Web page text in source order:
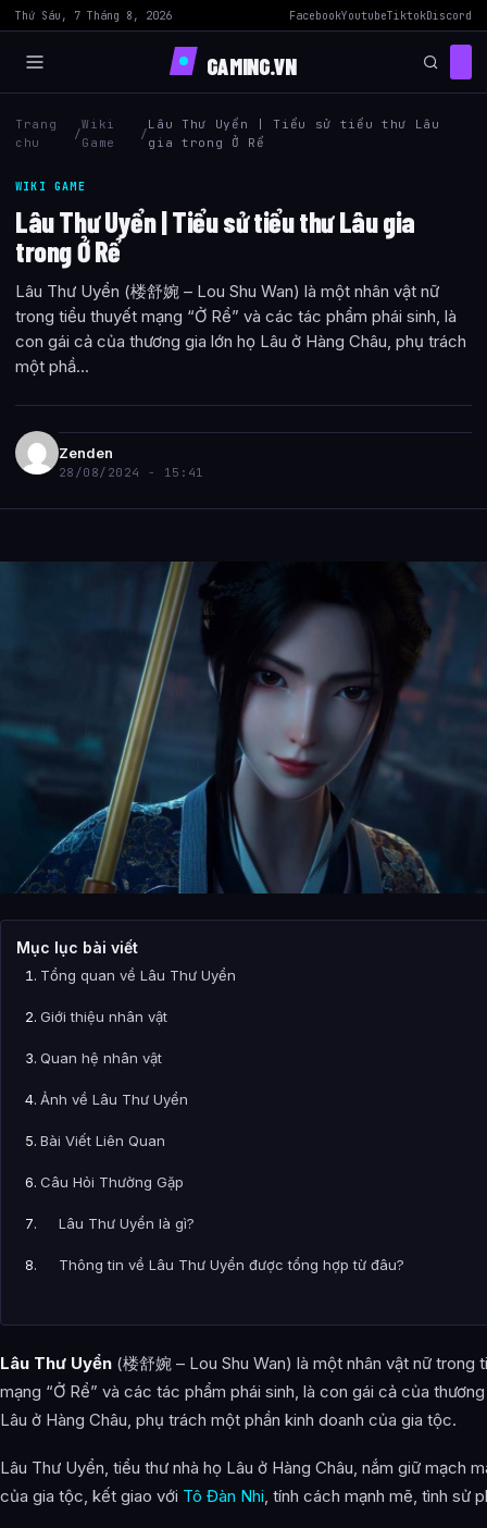
Thứ Sáu, 7 Tháng 8, 2026 FacebookYoutubeTiktokDiscord
GAMING.VN
Trang
chu
/
Wiki
Game
/
Lâu Thư Uyển | Tiểu sử tiểu thư Lâu
gia trong Ở Rể
WIKI GAME
Lâu Thư Uyển | Tiểu sử tiểu thư Lâu gia
trong Ở Rể
Lâu Thư Uyển (楼舒婉 – Lou Shu Wan) là một nhân vật nữ
trong tiểu thuyết mạng “Ở Rể” và các tác phẩm phái sinh, là
con gái cả của thương gia lớn họ Lâu ở Hàng Châu, phụ trách
một phầ...
Zenden
28/08/2024 - 15:41
Mục lục bài viết
Tổng quan về Lâu Thư Uyển
Giới thiệu nhân vật
Quan hệ nhân vật
Ảnh về Lâu Thư Uyển
Bài Viết Liên Quan
Câu Hỏi Thường Gặp
Lâu Thư Uyển là gì?
Thông tin về Lâu Thư Uyển được tổng hợp từ đâu?
Lâu Thư Uyển (楼舒婉 – Lou Shu Wan) là một nhân vật nữ trong
mạng “Ở Rể” và các tác phẩm phái sinh, là con gái cả của
Lâu ở Hàng Châu, phụ trách một phần kinh doanh của gia tộc.
Lâu Thư Uyển, tiểu thư nhà họ Lâu ở Hàng Châu, nắm giữ mạch
của gia tộc, kết giao với Tô Đàn Nhi, tính cách mạnh mẽ, tình sử